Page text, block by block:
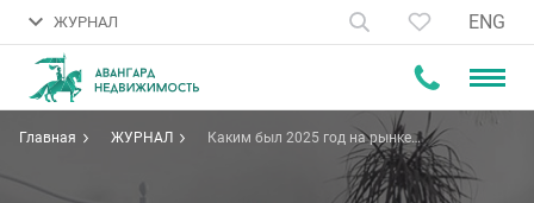
ЖУРНАЛ ENG
Главная ЖУРНАЛ
Каким был 2025 год на рынке
недвижимости Минска?